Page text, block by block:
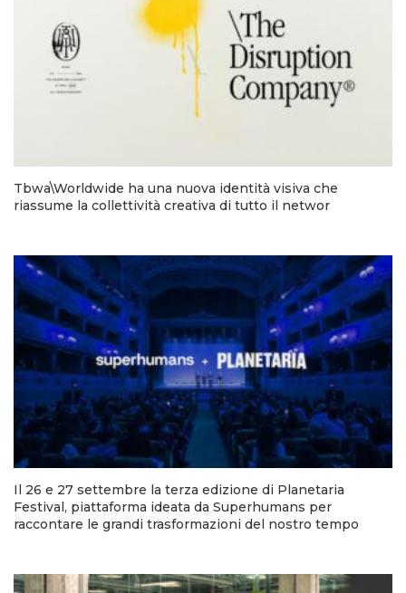
Tbwa\Worldwide ha una nuova identità visiva che
riassume la collettività creativa di tutto il networ
Il 26 e 27 settembre la terza edizione di Planetaria
Festival, piattaforma ideata da Superhumans per
raccontare le grandi trasformazioni del nostro tempo